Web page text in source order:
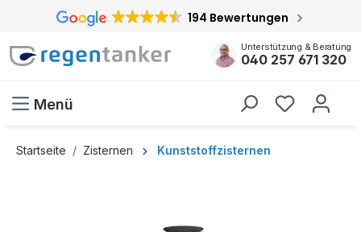
springen 194 Bewertungen
Unterstützung & Beratung
040 257 671 320
Menü
Startseite Zisternen Kunststoffzisternen